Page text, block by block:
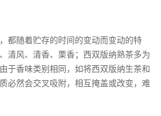
都随着贮存的时间的变动而变动的特
清风、清香、栗香；西双版纳熟茶多为
于香味类别相同，如将西双版纳生茶和
必然会交叉吸附，相互掩盖或改变，难